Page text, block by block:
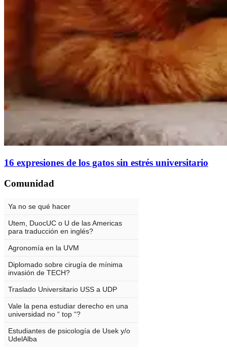
16 expresiones de los gatos sin estrés universitario
Comunidad